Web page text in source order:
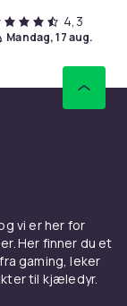
4,3
mandag, 17 aug.
vi er her for
Her finner du et
gaming, leker
til kjæledyr.